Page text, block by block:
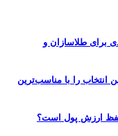
برای طلاسازان و
انتخاب را با مناسب‌ترین
حفظ ارزش پول است؟